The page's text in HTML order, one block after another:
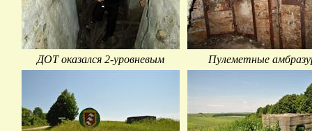
ДОТ оказался 2-уровневым Пулеметные